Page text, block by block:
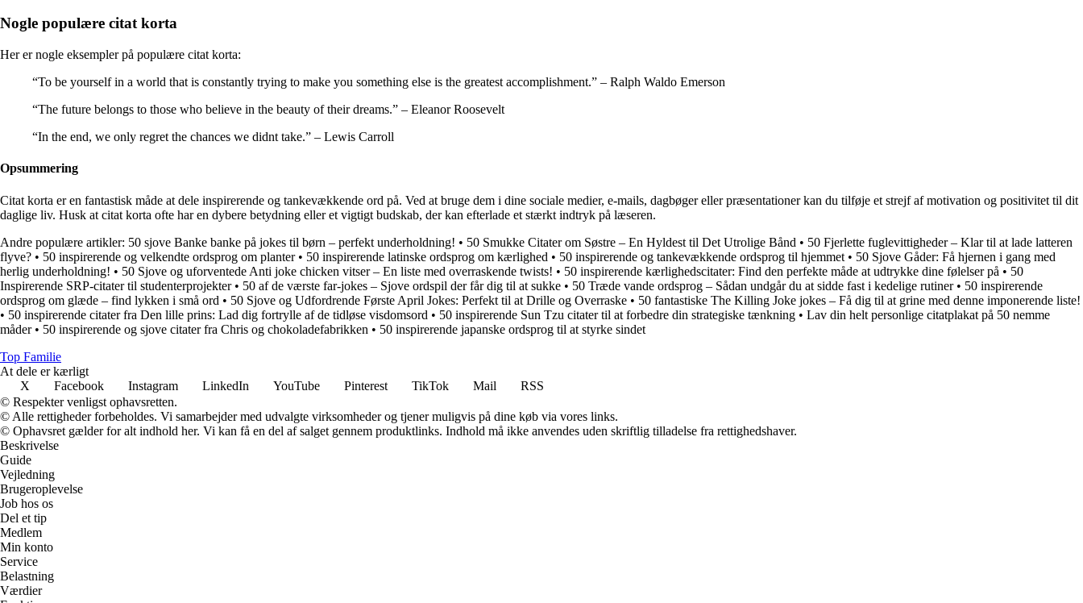
Nogle populære citat korta
Her er nogle eksempler på populære citat korta:
“To be yourself in a world that is constantly trying to make you something else is the greatest accomplishment.” – Ralph Waldo Emerson
“The future belongs to those who believe in the beauty of their dreams.” – Eleanor Roosevelt
“In the end, we only regret the chances we didnt take.” – Lewis Carroll
Opsummering
Citat korta er en fantastisk måde at dele inspirerende og tankevækkende ord på. Ved at bruge dem i dine sociale medier, e-mails, dagbøger eller præsentationer kan du tilføje et strejf af motivation og positivitet til dit
daglige liv. Husk at citat korta ofte har en dybere betydning eller et vigtigt budskab, der kan efterlade et stærkt indtryk på læseren.
Andre populære artikler: 50 sjove Banke banke på jokes til børn – perfekt underholdning! • 50 Smukke Citater om Søstre – En Hyldest til Det Utrolige Bånd • 50 Fjerlette fuglevittigheder – Klar til at lade latteren
flyve? • 50 inspirerende og velkendte ordsprog om planter• 50 inspirerende latinske ordsprog om kærlighed • 50 inspirerende og tankevækkende ordsprog til hjemmet • 50 Sjove Gåder: Få hjernen i gang med
herlig underholdning! • 50 Sjove og uforventede Anti joke chicken vitser – En liste med overraskende twists! • 50 inspirerende kærlighedscitater: Find den perfekte måde at udtrykke dine følelser på • 50
Inspirerende SRP-citater til studenterprojekter• 50 af de værste far-jokes – Sjove ordspil der får dig til at sukke • 50 Træde vande ordsprog – Sådan undgår du at sidde fast i kedelige rutiner• 50 inspirerende
ordsprog om glæde – find lykken i små ord • 50 Sjove og Udfordrende Første April Jokes: Perfekt til at Drille og Overraske • 50 fantastiske The Killing Joke jokes – Få dig til at grine med denne imponerende liste!
• 50 inspirerende citater fra Den lille prins: Lad dig fortrylle af de tidløse visdomsord • 50 inspirerende Sun Tzu citater til at forbedre din strategiske tænkning • Lav din helt personlige citatplakat på 50 nemme
måder• 50 inspirerende og sjove citater fra Chris og chokoladefabrikken • 50 inspirerende japanske ordsprog til at styrke sindet
Top Familie
At dele er kærligt
X
Facebook Instagram LinkedIn YouTube Pinterest TikTok Mail
RSS
© Respekter venligst ophavsretten.
© Alle rettigheder forbeholdes. Vi samarbejder med udvalgte virksomheder og tjener muligvis på dine køb via vores links.
© Ophavsret gælder for alt indhold her. Vi kan få en del af salget gennem produktlinks. Indhold må ikke anvendes uden skriftlig tilladelse fra rettighedshaver.
Beskrivelse
Guide
Vejledning
Brugeroplevelse
Job hos os
Del et tip
Medlem
Min konto
Service
Belastning
Værdier